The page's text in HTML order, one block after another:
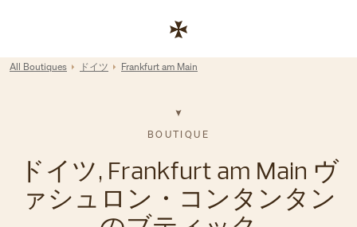
コーポレートサイトへのリンク
Return to Nav
All Boutiques ドイツ Frankfurt am Main
BOUTIQUE
ドイツ, Frankfurt am Main ヴ
ァシュロン・コンタンタン